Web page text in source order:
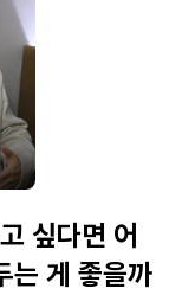
싶다면 어
는 게 좋을까